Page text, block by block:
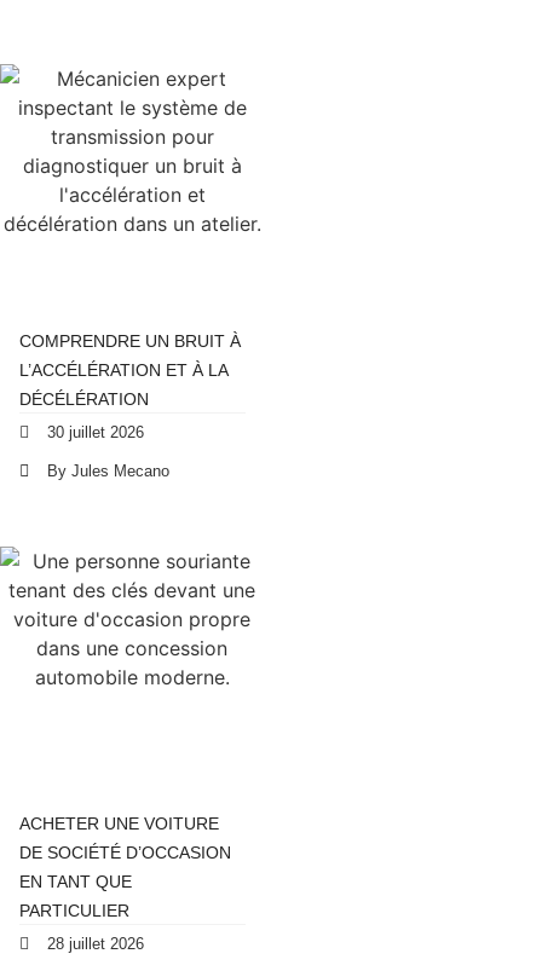
COMPRENDRE UN BRUIT À
L’ACCÉLÉRATION ET À LA
DÉCÉLÉRATION
30 juillet 2026
By Jules Mecano
ACHETER UNE VOITURE
DE SOCIÉTÉ D’OCCASION
EN TANT QUE
PARTICULIER
28 juillet 2026